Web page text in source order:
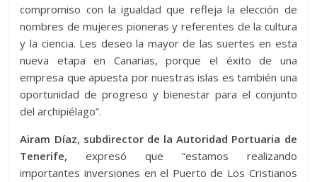
compromiso con la igualdad que refleja la elección de
nombres de mujeres pioneras y referentes de la cultura
y la ciencia. Les deseo la mayor de las suertes en esta
nueva etapa en Canarias, porque el éxito de una
empresa que apuesta por nuestras islas es también una
oportunidad de progreso y bienestar para el conjunto
del archipiélago”.
Airam Díaz, subdirector de la Autoridad Portuaria de
Tenerife, expresó que “estamos realizando
importantes inversiones en el Puerto de Los Cristianos